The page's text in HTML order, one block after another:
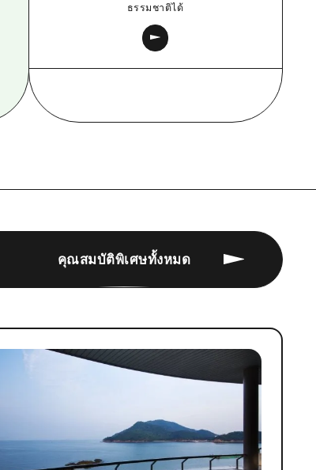
ธรรมชาติได้
คุณสมบัติพิเศษทั้งหมด